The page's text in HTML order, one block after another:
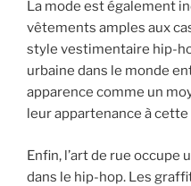
La mode est également
vêtements amples aux
style vestimentaire hip-
urbaine dans le monde
apparence comme un
leur appartenance à
Enfin, l’art de rue occupe
dans le hip-hop. Les